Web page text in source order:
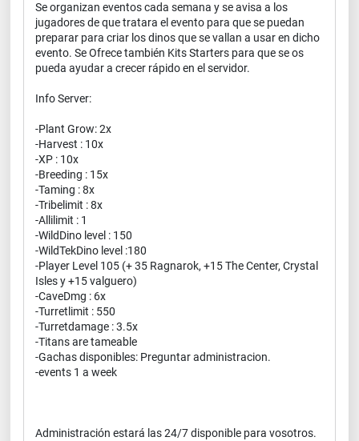
Se organizan eventos cada semana y se avisa a los
jugadores de que tratara el evento para que se puedan
preparar para criar los dinos que se vallan a usar en dicho
evento. Se Ofrece también Kits Starters para que se os
pueda ayudar a crecer rápido en el servidor.
Info Server:
-Plant Grow: 2x
-Harvest : 10x
-XP : 10x
-Breeding : 15x
-Taming : 8x
-Tribelimit : 8x
-Allilimit : 1
-WildDino level : 150
-WildTekDino level :180
-Player Level 105 (+ 35 Ragnarok, +15 The Center, Crystal
Isles y +15 valguero)
-CaveDmg : 6x
-Turretlimit : 550
-Turretdamage : 3.5x
-Titans are tameable
-Gachas disponibles: Preguntar administracion.
-events 1 a week
Administración estará las 24/7 disponible para vosotros.